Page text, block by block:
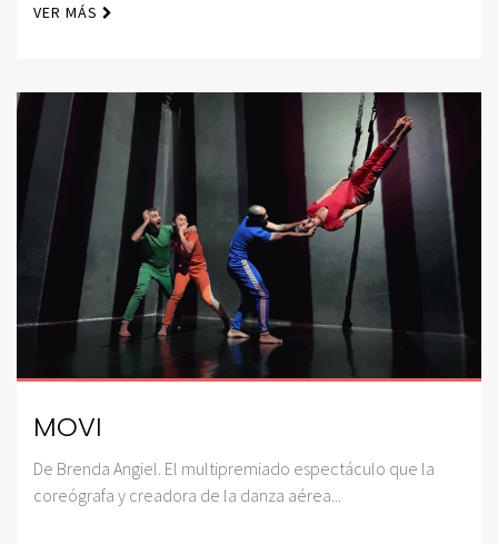
VER MÁS
MOVI
De Brenda Angiel. El multipremiado espectáculo que la
coreógrafa y creadora de la danza aérea...